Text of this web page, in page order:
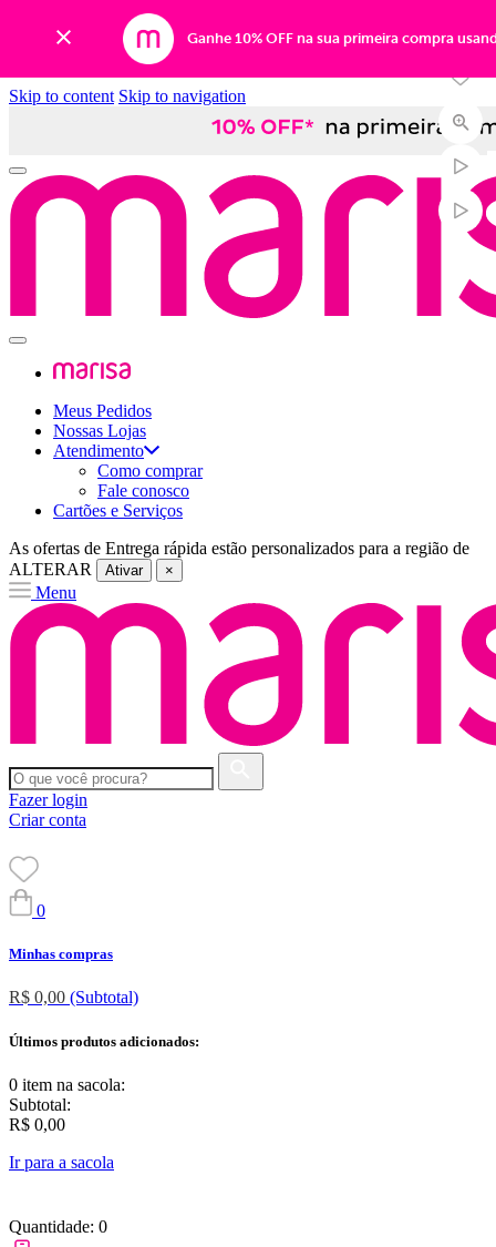
Ganhe 10% OFF na sua primeira compra
Skip to content Skip to navigation
Meus Pedidos
Nossas Lojas
Atendimento
Como comprar
Fale conosco
Cartões e Serviços
As ofertas de Entrega rápida estão personalizados para a região de
ALTERAR
Ativar ×
Menu
Fazer login
Criar conta
0
Minhas compras
R$ 0,00 (Subtotal)
Últimos produtos adicionados:
0 item na sacola:
Subtotal:
R$ 0,00
Ir para a sacola
Quantidade: 0